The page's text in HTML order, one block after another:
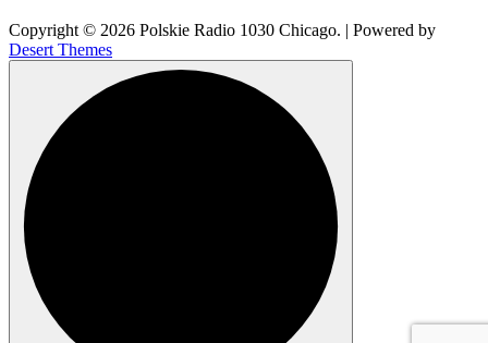
Copyright © 2026 Polskie Radio 1030 Chicago. | Powered by
Desert Themes